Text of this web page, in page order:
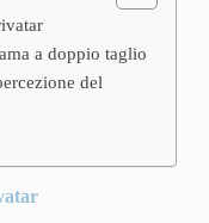
a doppio taglio
del